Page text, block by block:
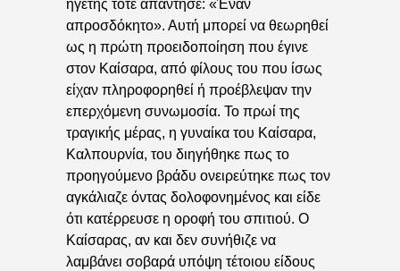
ηγέτης τότε απάντησε: «Έναν
απροσδόκητο». Αυτή μπορεί να θεωρηθεί
ως η πρώτη προειδοποίηση που έγινε
στον Καίσαρα, από φίλους του που ίσως
είχαν πληροφορηθεί ή προέβλεψαν την
επερχόμενη συνωμοσία. Το πρωί της
τραγικής μέρας, η γυναίκα του Καίσαρα,
Καλπουρνία, του διηγήθηκε πως το
προηγούμενο βράδυ ονειρεύτηκε πως τον
αγκάλιαζε όντας δολοφονημένος και είδε
ότι κατέρρευσε η οροφή του σπιτιού. Ο
Καίσαρας, αν και δεν συνήθιζε να
λαμβάνει σοβαρά υπόψη τέτοιου είδους